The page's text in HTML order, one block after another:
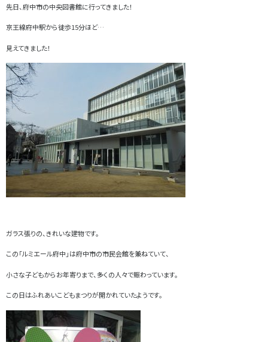
先日、府中市の中央図書館に行ってきました！
京王線府中駅から徒歩15分ほど…
見えてきました！
ガラス張りの、きれいな建物です。
この「ルミエール府中」は府中市の市民会館を兼ねていて、
小さな子どもからお年寄りまで、多くの人々で賑わっています。
この日はふれあいこどもまつりが開かれていたようです。